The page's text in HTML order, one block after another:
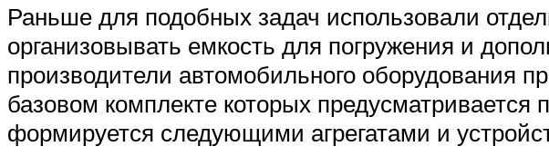
Раньше для подобных задач использовали
организовывать емкость для погружения и
производители автомобильного оборудования
базовом комплекте которых
формируется следующими агрегатами и